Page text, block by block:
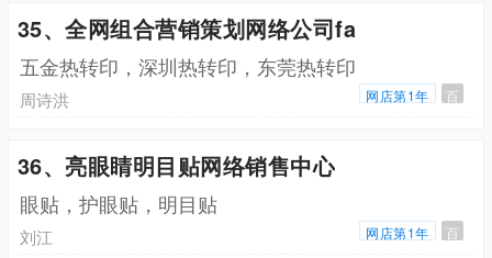
35、全网组合营销策划网络公司fa
五金热转印，深圳热转印，东莞热转印
周诗洪 网店第1年 百
36、亮眼睛明目贴网络销售中心
眼贴，护眼贴，明目贴
刘江 网店第1年 百